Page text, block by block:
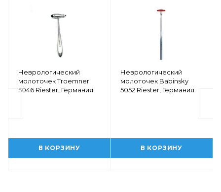
Неврологический
молоточек Troemner
5046 Riester, Германия
В КОРЗИНУ
Неврологический
молоточек Babinsky
5052 Riester, Германия
В КОРЗИНУ